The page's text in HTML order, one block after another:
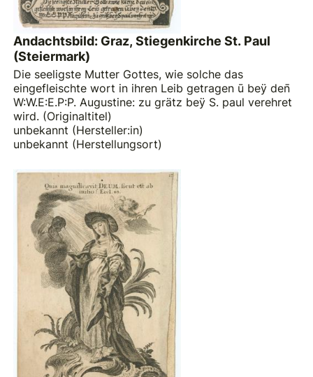
Andachtsbild: Graz, Stiegenkirche St. Paul
(Steiermark)
Die seeligste Mutter Gottes, wie solche das
eingefleischte wort in ihren Leib getragen ū beÿ den̄
W:W.E:E.P:P. Augustine: zu grätz beÿ S. paul verehret
wird. (Originaltitel)
unbekannt (Hersteller:in)
unbekannt (Herstellungsort)